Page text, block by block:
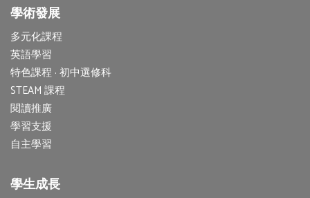
學術發展
多元化課程
英語學習
特色課程 · 初中選修科
STEAM 課程
閱讀推廣
學習支援
自主學習
學生成長